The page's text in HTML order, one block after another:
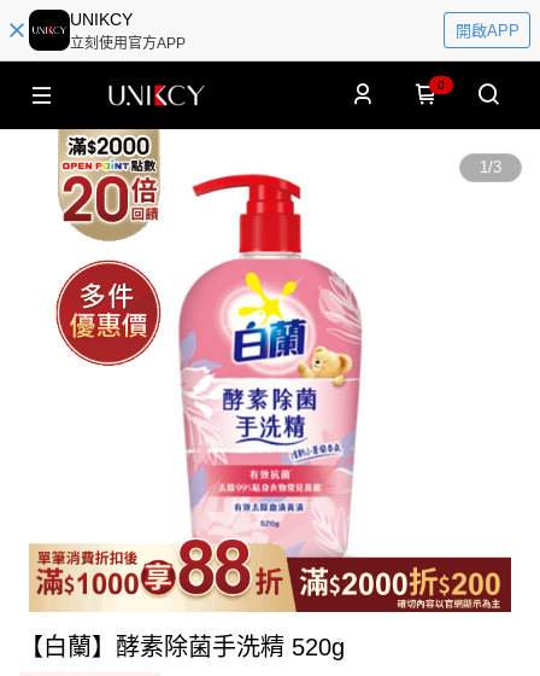
UNIKCY
立刻使用官方APP
開啟APP
0
1/3
【白蘭】酵素除菌手洗精 520g